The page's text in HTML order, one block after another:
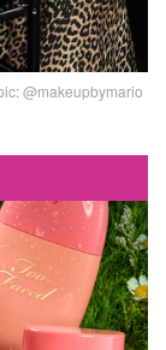
@makeupbymario